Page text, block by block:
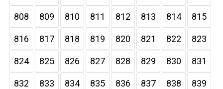
808 809 810 811 812 813 814 815
816 817 818 819 820 821 822 823
824 825 826 827 828 829 830 831
832 833 834 835 836 837 838 839